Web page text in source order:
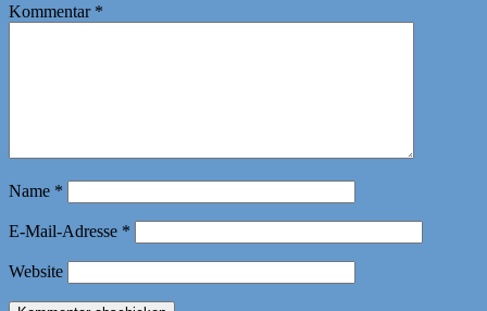
Kommentar *
Name *
E-Mail-Adresse *
Website